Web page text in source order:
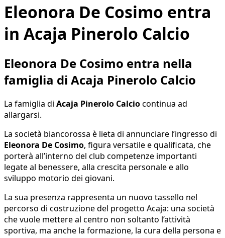
Eleonora De Cosimo entra
in Acaja Pinerolo Calcio
Eleonora De Cosimo entra nella
famiglia di Acaja Pinerolo Calcio
La famiglia di Acaja Pinerolo Calciocontinua ad
allargarsi.
La società biancorossa è lieta di annunciare l’ingresso di
Eleonora De Cosimo, figura versatile e qualificata, che
porterà all’interno del club competenze importanti
legate al benessere, alla crescita personale e allo
sviluppo motorio dei giovani.
La sua presenza rappresenta un nuovo tassello nel
percorso di costruzione del progetto Acaja: una società
che vuole mettere al centro non soltanto l’attività
sportiva, ma anche la formazione, la cura della persona e